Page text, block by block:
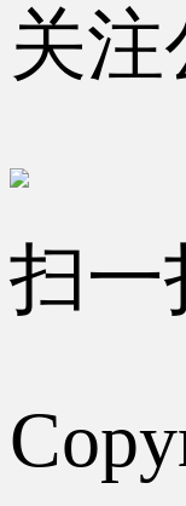
关
扫一